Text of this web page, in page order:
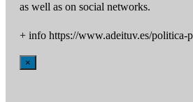
as well as on social networks.
+ info https://www.adeituv.es/politica-
×